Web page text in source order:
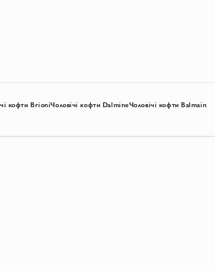
кофти BrioniЧоловічі кофти DalmineЧоловічі кофти Balmain